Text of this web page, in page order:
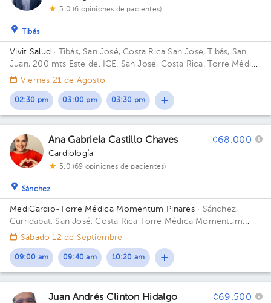
5.0 (6 opiniones de pacientes)
Tibás
Vivit Salud · Tibás, San José, Costa Rica San José, Tibás, San
Juan, 200 mts Este del ICE. San José, Costa Rica. Torre Médica
UNIBE. Piso 4
Viernes 21 de Agosto
02:30 pm 03:00 pm 03:30 pm
Ana Gabriela Castillo Chaves ¢68.000
Cardiología
5.0 (69 opiniones de pacientes)
Sánchez
MediCardio-Torre Médica Momentum Pinares · Sánchez,
Curridabat, San José, Costa Rica
Torre Médica Momentum
Pinares, Frente a Walmart.
Sábado 12 de Septiembre
09:00 am 09:40 am 10:20 am
Juan Andrés Clinton Hidalgo ¢69.500